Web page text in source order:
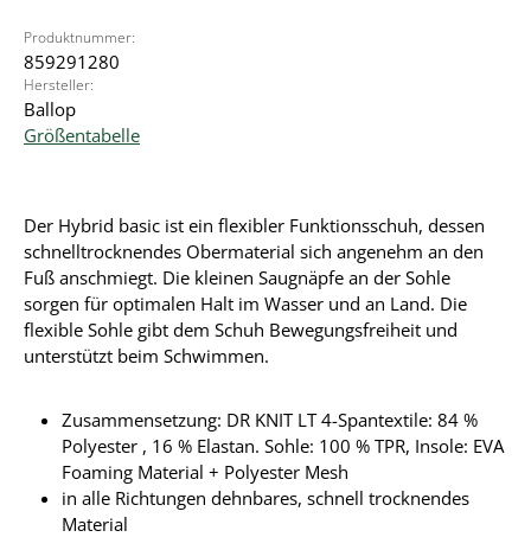
Produktnummer:
859291280
Hersteller:
Ballop
Größentabelle
Der Hybrid basic ist ein flexibler Funktionsschuh, dessen
schnelltrocknendes Obermaterial sich angenehm an den
Fuß anschmiegt. Die kleinen Saugnäpfe an der Sohle
sorgen für optimalen Halt im Wasser und an Land. Die
flexible Sohle gibt dem Schuh Bewegungsfreiheit und
unterstützt beim Schwimmen.
Zusammensetzung: DR KNIT LT 4-Spantextile: 84 %
Polyester , 16 % Elastan. Sohle: 100 % TPR, Insole: EVA
Foaming Material + Polyester Mesh
in alle Richtungen dehnbares, schnell trocknendes
Material